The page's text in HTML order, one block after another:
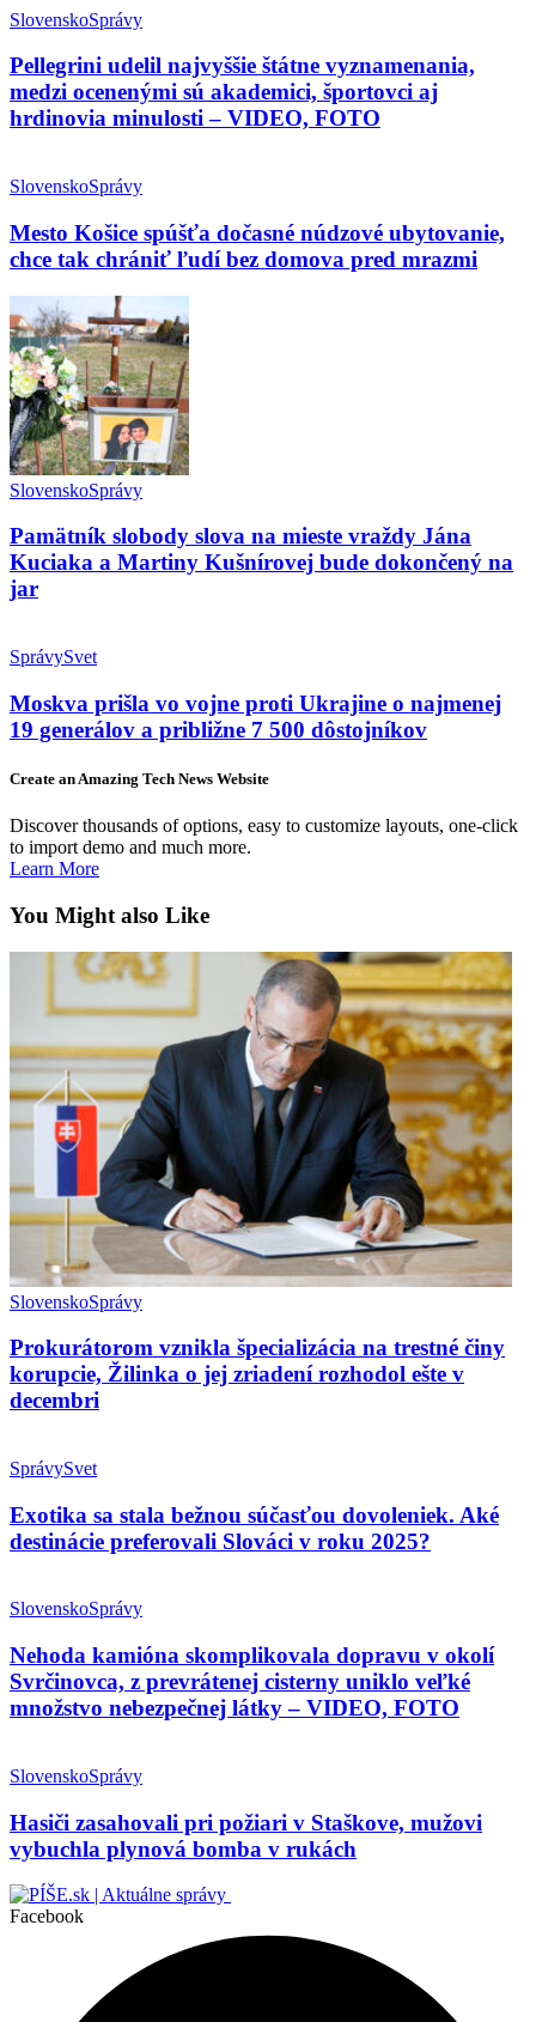
SlovenskoSprávy
Pellegrini udelil najvyššie štátne vyznamenania,
medzi ocenenými sú akademici, športovci aj
hrdinovia minulosti – VIDEO, FOTO
SlovenskoSprávy
Mesto Košice spúšťa dočasné núdzové ubytovanie,
chce tak chrániť ľudí bez domova pred mrazmi
SlovenskoSprávy
Pamätník slobody slova na mieste vraždy Jána
Kuciaka a Martiny Kušnírovej bude dokončený na
jar
SprávySvet
Moskva prišla vo vojne proti Ukrajine o najmenej
19 generálov a približne 7 500 dôstojníkov
Create an Amazing Tech News Website
Discover thousands of options, easy to customize layouts, one-click
to import demo and much more.
Learn More
You Might also Like
SlovenskoSprávy
Prokurátorom vznikla špecializácia na trestné činy
korupcie, Žilinka o jej zriadení rozhodol ešte v
decembri
SprávySvet
Exotika sa stala bežnou súčasťou dovoleniek. Aké
destinácie preferovali Slováci v roku 2025?
SlovenskoSprávy
Nehoda kamióna skomplikovala dopravu v okolí
Svrčinovca, z prevrátenej cisterny uniklo veľké
množstvo nebezpečnej látky – VIDEO, FOTO
SlovenskoSprávy
Hasiči zasahovali pri požiari v Staškove, mužovi
vybuchla plynová bomba v rukách
Facebook